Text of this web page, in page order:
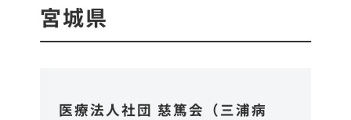
宮城県
医療法人社団 慈篤会（三浦病